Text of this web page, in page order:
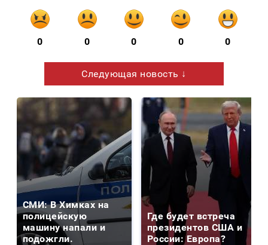
0 0 0 0 0
Следующая новость ↓
СМИ: В Химках на
полицейскую
машину напали и
подожгли.
Где будет встреча
президентов США и
России: Европа?